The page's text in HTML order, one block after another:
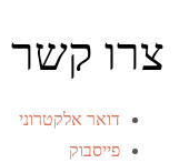
צרו קשר
דואר אלקטרוני
פייסבוק